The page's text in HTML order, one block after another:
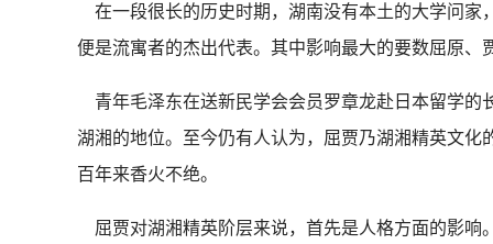
在一段很长的历史时期，湖南没有本土的大学问家
便是流寓者的杰出代表。其中影响最大的要数屈原、
青年毛泽东在送新民学会会员罗章龙赴日本留学的
湖湘的地位。至今仍有人认为，屈贾乃湖湘精英文
百年来香火不绝。
屈贾对湖湘精英阶层来说，首先是人格方面的影响